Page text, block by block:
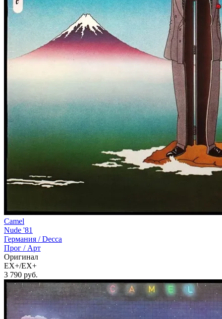
Camel
Nude '81
Германия /Decca
Прог / Арт
Оригинал
EX+/EX+
3 790 руб.